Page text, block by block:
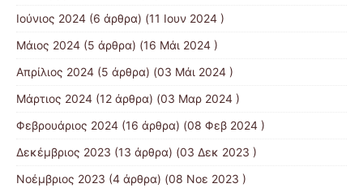
Ιούνιος 2024 (6 άρθρα) (11 Ιουν 2024 )
Μάιος 2024 (5 άρθρα) (16 Μάι 2024 )
Απρίλιος 2024 (5 άρθρα) (03 Μάι 2024 )
Μάρτιος 2024 (12 άρθρα) (03 Μαρ 2024 )
Φεβρουάριος 2024 (16 άρθρα) (08 Φεβ 2024 )
Δεκέμβριος 2023 (13 άρθρα) (03 Δεκ 2023 )
Νοέμβριος 2023 (4 άρθρα) (08 Νοε 2023 )